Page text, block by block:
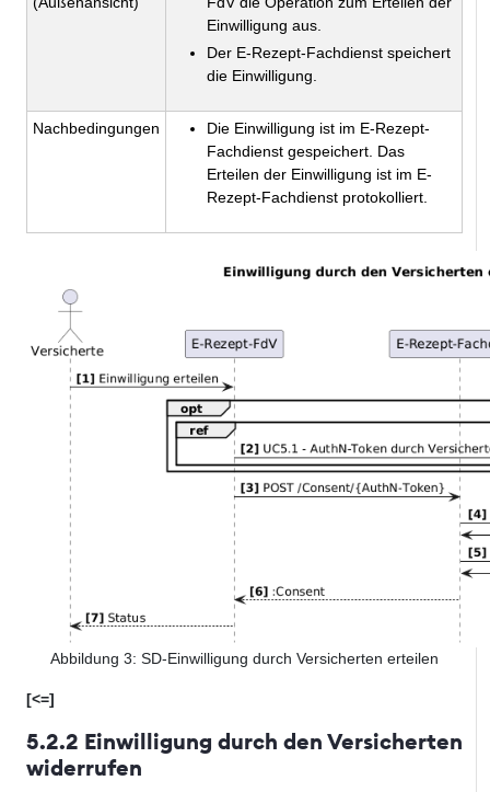
Einwilligung aus.
Der E-Rezept-Fachdienst speichert
die Einwilligung.
Nachbedingungen
Die Einwilligung ist im E-Rezept-
Fachdienst gespeichert. Das
Erteilen der Einwilligung ist im E-
Rezept-Fachdienst protokolliert.
Abbildung 3: SD-Einwilligung durch Versicherten erteilen
[<=]
5.2.2 Einwilligung durch den Versicherten
widerrufen